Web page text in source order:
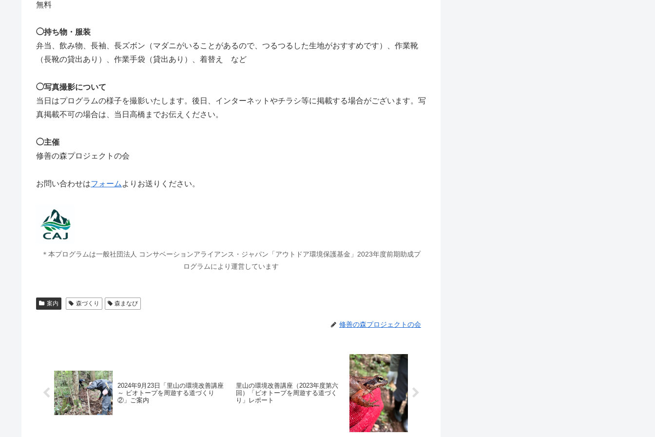
無料
◯持ち物・服装
弁当、飲み物、長袖、長ズボン（マダニがいることがあるので、つるつるした生地がおすすめです）、作業靴
（長靴の貸出あり）、作業手袋（貸出あり）、着替え など
◯写真撮影について
当日はプログラムの様子を撮影いたします。後日、インターネットやチラシ等に掲載する場合がございます。写
真掲載不可の場合は、当日高橋までお伝えください。
◯主催
修善の森プロジェクトの会
お問い合わせはフォーム よりお送りください。
＊本プログラムは一般社団法人 コンサベーションアライアンス・ジャパン「アウトドア環境保護基金」2023年度前期助成プ
ログラムにより運営しています
案内 森づくり 森まなび
修善の森プロジェクトの会
2024年9月23日「里山の環境改善講座
～ ビオトープを周遊する道づくり
②」ご案内
里山の環境改善講座（2023年度第六
回）「ビオトープを周遊する道づく
り」レポート